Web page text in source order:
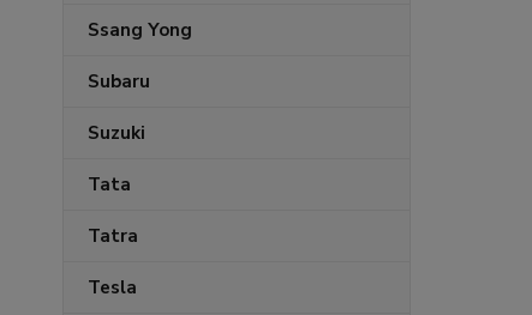
Ssang Yong
Subaru
Suzuki
Tata
Tatra
Tesla